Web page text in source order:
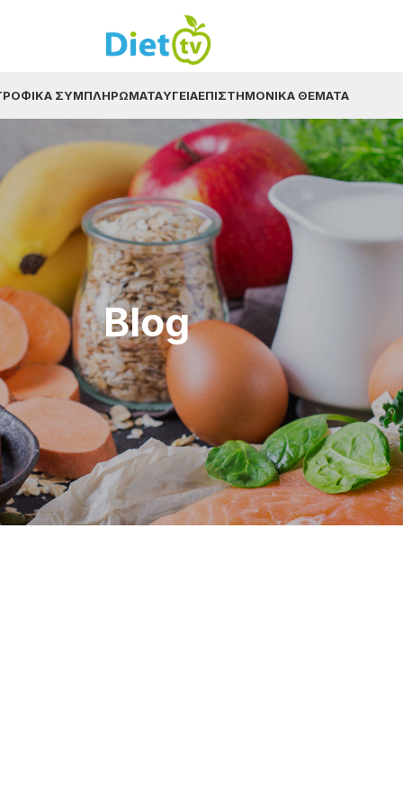
ΣΥΜΠΛΗΡΏΜΑΤΑΥΓΕΊΑΕΠΙΣΤΗΜΟΝΙΚΆ ΘΈΜΑΤΑ
Blog